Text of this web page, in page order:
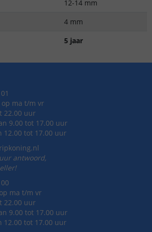
12-14 mm
4 mm
5 jaar
ma t/m vr
22.00 uur
9.00 tot 17.00 uur
12.00 tot 17.00 uur
antwoord,
ma t/m vr
22.00 uur
9.00 tot 17.00 uur
12.00 tot 17.00 uur